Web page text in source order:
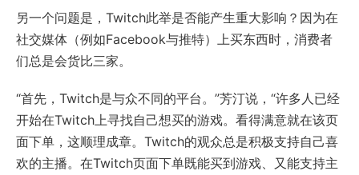
另一个问题是，Twitch此举是否能产生重大影响？因为在
社交媒体（例如Facebook与推特）上买东西时，消费者
们总是会货比三家。
“首先，Twitch是与众不同的平台。”芳汀说，“许多人已经
开始在Twitch上寻找自己想买的游戏。看得满意就在该页
面下单，这顺理成章。Twitch的观众总是积极支持自己喜
欢的主播。在Twitch页面下单既能买到游戏、又能支持主